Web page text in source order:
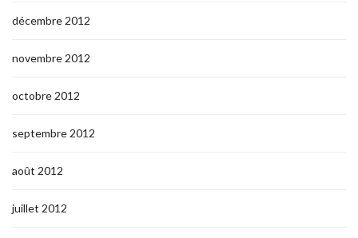
décembre 2012
novembre 2012
octobre 2012
septembre 2012
août 2012
juillet 2012